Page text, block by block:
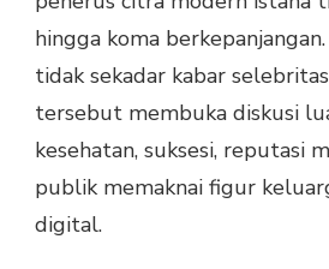
hingga koma
tidak sekadar kabar
tersebut membuka diskusi
kesehatan, suksesi, reputasi
publik memaknai figur
digital.